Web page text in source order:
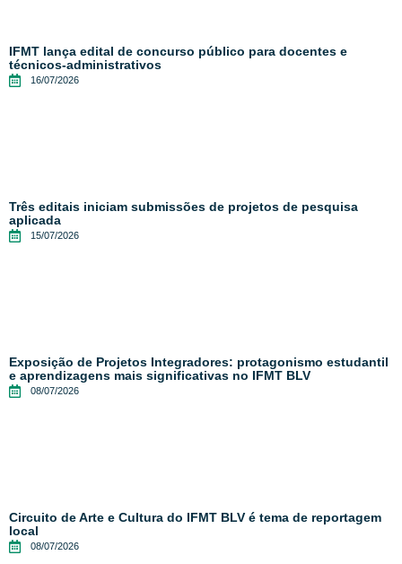
IFMT lança edital de concurso público para docentes e
técnicos-administrativos
16/07/2026
Três editais iniciam submissões de projetos de pesquisa
aplicada
15/07/2026
Exposição de Projetos Integradores: protagonismo estudantil
e aprendizagens mais significativas no IFMT BLV
08/07/2026
Circuito de Arte e Cultura do IFMT BLV é tema de reportagem
local
08/07/2026